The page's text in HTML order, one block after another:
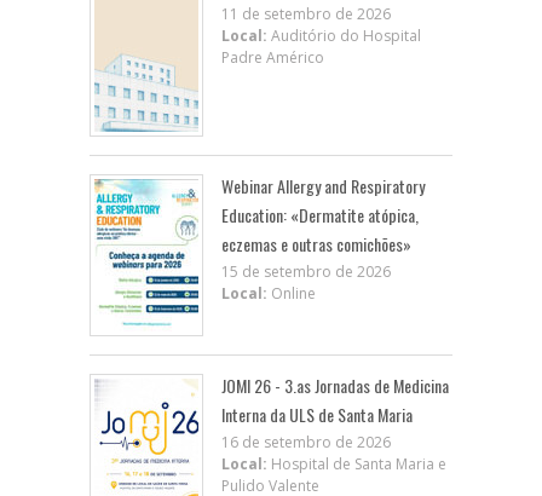
11 de setembro de 2026
Local: Auditório do Hospital
Padre Américo
Webinar Allergy and Respiratory
Education: «Dermatite atópica,
eczemas e outras comichões»
15 de setembro de 2026
Local: Online
JOMI 26 - 3.as Jornadas de Medicina
Interna da ULS de Santa Maria
16 de setembro de 2026
Local: Hospital de Santa Maria e
Pulido Valente